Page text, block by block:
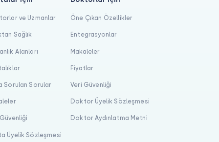
ve Uzmanlar
Sağlık
Alanları
Sorulan Sorular
Üyelik Sözleşmesi
Öne Çıkan Özellikler
Entegrasyonlar
Makaleler
Fiyatlar
Veri Güvenliği
Doktor Üyelik Sözleşmesi
Doktor Aydınlatma Metni